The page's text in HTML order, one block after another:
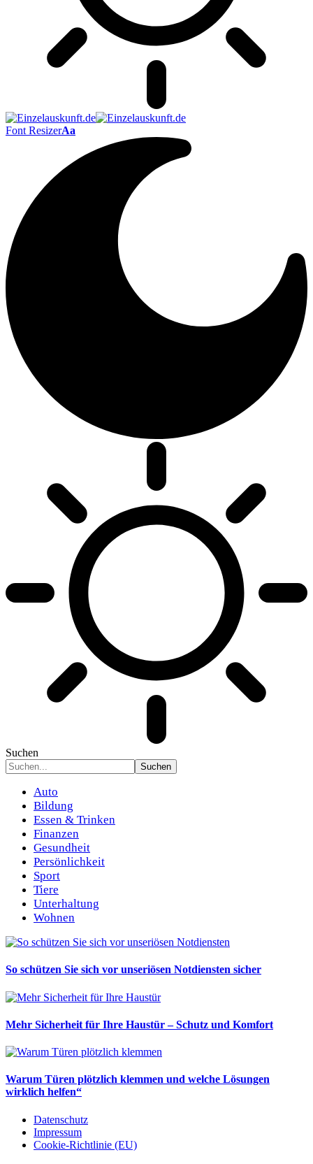
Font ResizerAa
Suchen
Auto
Bildung
Essen & Trinken
Finanzen
Gesundheit
Persönlichkeit
Sport
Tiere
Unterhaltung
Wohnen
So schützen Sie sich vor unseriösen Notdiensten sicher
Mehr Sicherheit für Ihre Haustür – Schutz und Komfort
Warum Türen plötzlich klemmen und welche Lösungen
wirklich helfen“
Datenschutz
Impressum
Cookie-Richtlinie (EU)